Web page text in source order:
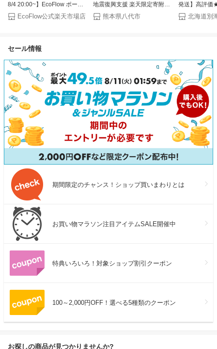
8/4 20:00~】EcoFlow ポータ
ブル電源 ソーラーパネル セッ
ト DELTA 3 Plus
庭用 蓄電池 太陽光発電 急速
ズ 節電 エコフロー
EcoFlow公式楽天市場店
地震復興支援 楽天限定寄附額
【訳あり】牛タン 500g〜2kg
肉 牛肉 訳あり 牛タン 冷凍 小
熊本県八代市
発送】高評価
やわらか 牛タ
2.4kg（ 厚切
別海町 ）（
ィング対象）
北海道別
セール情報
期間限定のチャンス！ショップ買いまわりとは
お買い物マラソン注目アイテムSALE開催中
特典いろいろ！対象ショップ割引クーポン
100～2,000円OFF！選べる5種類のクーポン
お探しの商品が見つかりませんか?